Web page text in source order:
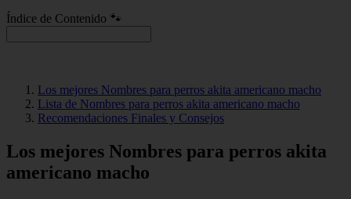
Índice de Contenido 🐾
Los mejores Nombres para perros akita americano macho
Lista de Nombres para perros akita americano macho
Recomendaciones Finales y Consejos
Los mejores Nombres para perros akita
americano macho